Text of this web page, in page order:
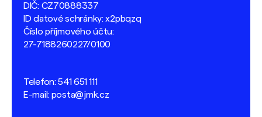
DIČ: CZ70888337
ID datové schránky: x2pbqzq
Číslo příjmového účtu:
27-7188260227/0100
Telefon:541 651 111
E-mail: posta@jmk.cz